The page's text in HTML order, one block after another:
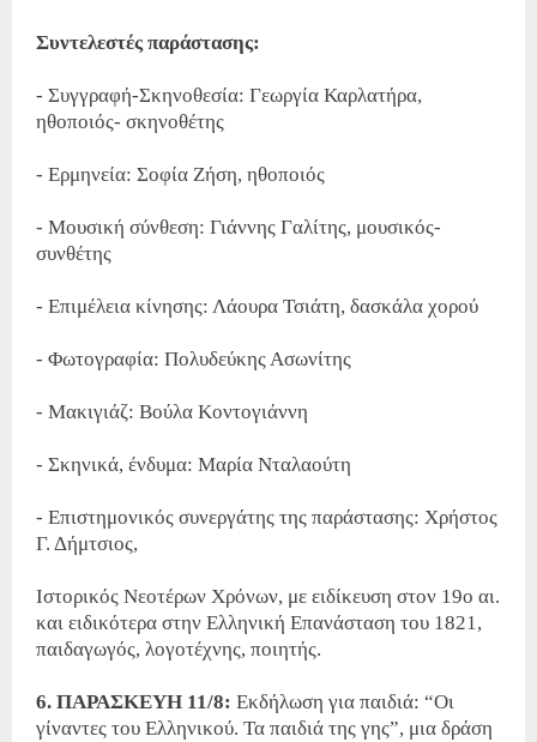
Συντελεστές παράστασης:
- Συγγραφή-Σκηνοθεσία: Γεωργία Καρλατήρα,
ηθοποιός- σκηνοθέτης
- Ερμηνεία: Σοφία Ζήση, ηθοποιός
- Μουσική σύνθεση: Γιάννης Γαλίτης, μουσικός-
συνθέτης
- Επιμέλεια κίνησης: Λάουρα Τσιάτη, δασκάλα χορού
- Φωτογραφία: Πολυδεύκης Ασωνίτης
- Μακιγιάζ: Bούλα Κοντογιάννη
- Σκηνικά, ένδυμα: Mαρία Νταλαούτη
- Επιστημονικός συνεργάτης της παράστασης: Χρήστος
Γ. Δήμτσιος,
Ιστορικός Νεοτέρων Χρόνων, με ειδίκευση στον 19ο αι.
και ειδικότερα στην Ελληνική Επανάσταση του 1821,
παιδαγωγός, λογοτέχνης, ποιητής.
6. ΠΑΡΑΣΚΕΥΗ 11/8: Εκδήλωση για παιδιά: “Οι
γίναντες του Ελληνικού. Τα παιδιά της γης”, μια δράση